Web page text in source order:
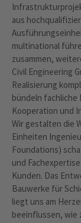
aus
multinational
zusammen,
Civil Engineering
Realisierung
bündeln fachliche
Kooperation und
Wir gestalten die
Einheiten
Foundations)
und
Kunden. Das
Bauwerke für
liegt uns am
beeinflussen, wie